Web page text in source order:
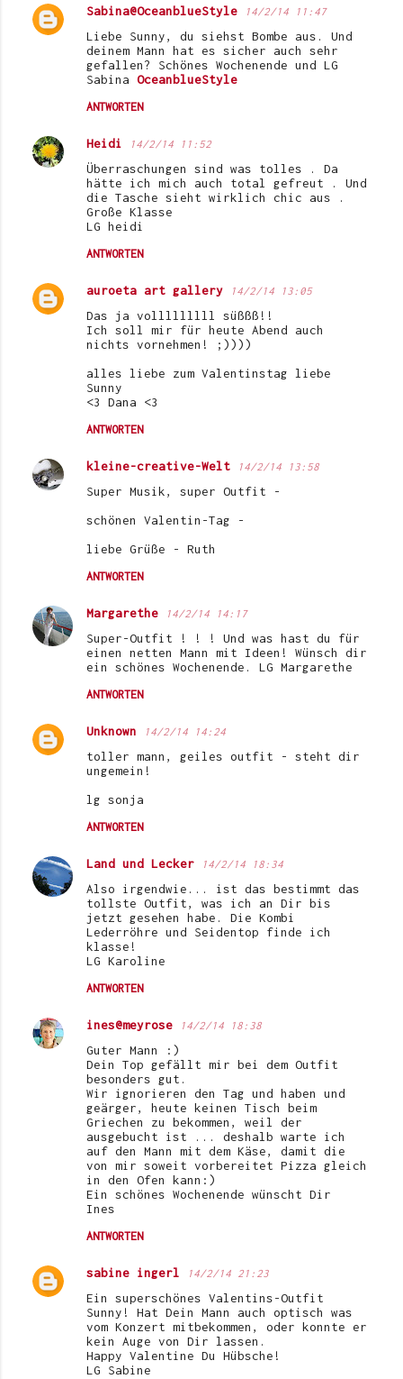
Sabina@OceanblueStyle 14/2/14 11:47
Liebe Sunny, du siehst Bombe aus. Und
deinem Mann hat es sicher auch sehr
gefallen? Schönes Wochenende und LG
Sabina OceanblueStyle
ANTWORTEN
Heidi 14/2/14 11:52
Überraschungen sind was tolles . Da
hätte ich mich auch total gefreut . Und
die Tasche sieht wirklich chic aus .
Große Klasse
LG heidi
ANTWORTEN
auroeta art gallery 14/2/14 13:05
Das ja volllllllll süßßß!!
Ich soll mir für heute Abend auch
nichts vornehmen! ;))))
alles liebe zum Valentinstag liebe
Sunny
<3 Dana <3
ANTWORTEN
kleine-creative-Welt 14/2/14 13:58
Super Musik, super Outfit -
schönen Valentin-Tag -
liebe Grüße - Ruth
ANTWORTEN
Margarethe 14/2/14 14:17
Super-Outfit ! ! ! Und was hast du für
einen netten Mann mit Ideen! Wünsch dir
ein schönes Wochenende. LG Margarethe
ANTWORTEN
Unknown 14/2/14 14:24
toller mann, geiles outfit - steht dir
ungemein!
lg sonja
ANTWORTEN
Land und Lecker 14/2/14 18:34
Also irgendwie... ist das bestimmt das
tollste Outfit, was ich an Dir bis
jetzt gesehen habe. Die Kombi
Lederröhre und Seidentop finde ich
klasse!
LG Karoline
ANTWORTEN
ines@meyrose 14/2/14 18:38
Guter Mann :)
Dein Top gefällt mir bei dem Outfit
besonders gut.
Wir ignorieren den Tag und haben und
geärger, heute keinen Tisch beim
Griechen zu bekommen, weil der
ausgebucht ist ... deshalb warte ich
auf den Mann mit dem Käse, damit die
von mir soweit vorbereitet Pizza gleich
in den Ofen kann:)
Ein schönes Wochenende wünscht Dir
Ines
ANTWORTEN
sabine ingerl 14/2/14 21:23
Ein superschönes Valentins-Outfit
Sunny! Hat Dein Mann auch optisch was
vom Konzert mitbekommen, oder konnte er
kein Auge von Dir lassen.
Happy Valentine Du Hübsche!
LG Sabine